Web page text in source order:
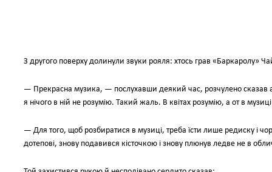
З другого поверху долинули звуки рояля: хтось грав «Баркаролу»
— Прекрасна музика, — послухавши деякий час, розчулено сказав
я нічого в ній не розумію. Такий жаль. В квітах розумію, а от в
— Для того, щоб розбиратися в музиці, треба їсти лише редиску і
дотепові, знову подавився кісточкою і знову плюнув ледве не в